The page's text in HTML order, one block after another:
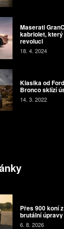
Maserati
kabriolet,
revoluci
18. 4. 2024
Klasika od
Bronco sklízí
14. 3. 2022
Přes 900 koní
brutální
6. 8. 2026